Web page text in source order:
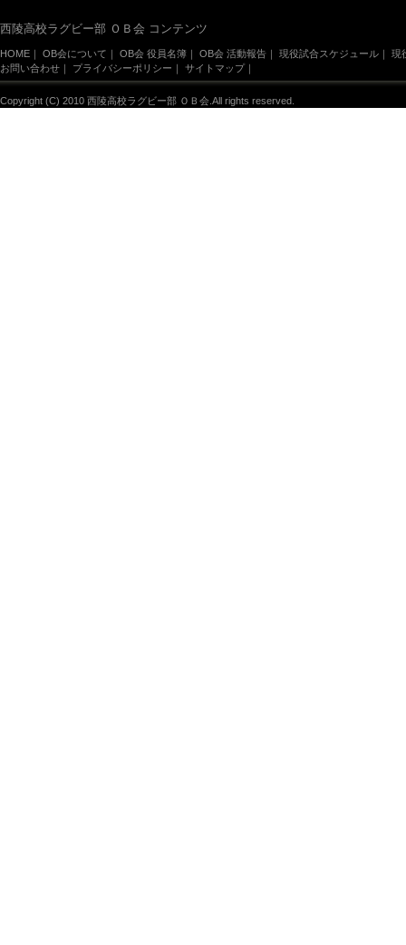
西陵高校ラグビー部 ＯＢ会 コンテンツ
HOME ｜ OB会について ｜ OB会 役員名簿 ｜ OB会 活動報告 ｜ 現役試合スケジュール ｜ 現
お問い合わせ ｜ プライバシーポリシー ｜ サイトマップ｜
Copyright (C) 2010 西陵高校ラグビー部 ＯＢ会.All rights reserved.